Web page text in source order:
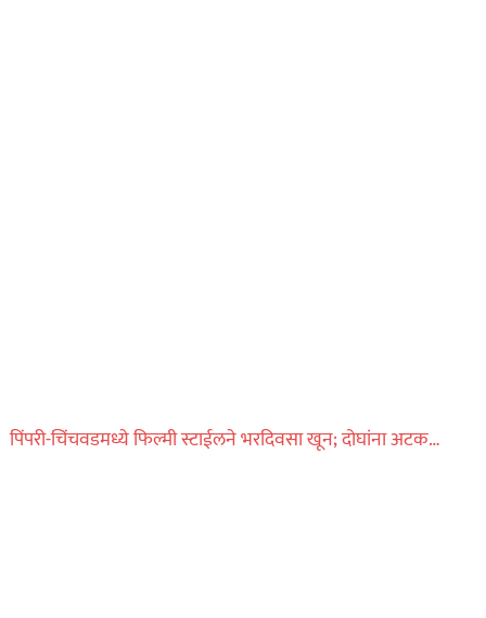
पिंपरी-चिंचवडमध्ये फिल्मी स्टाईलने भरदिवसा खून; दोघांना अटक…